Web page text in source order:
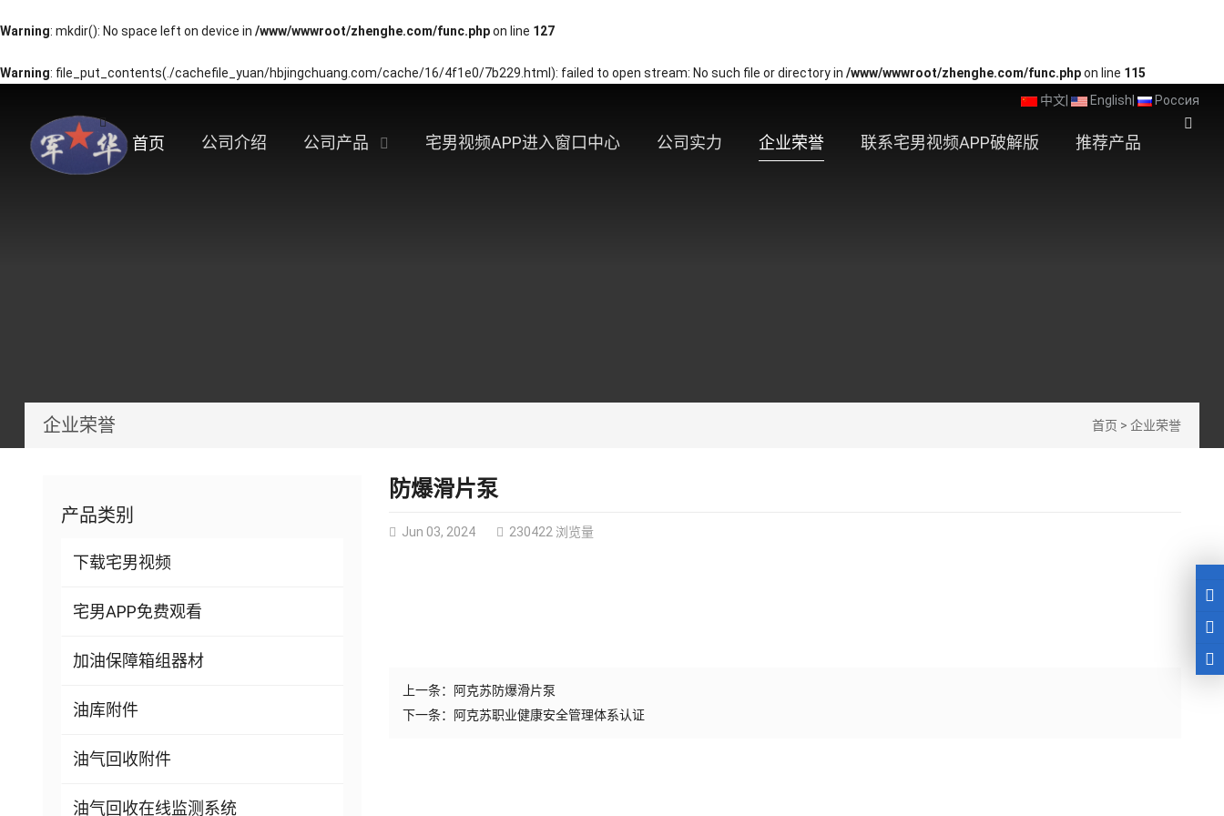
Warning: mkdir(): No space left on device in /www/wwwroot/zhenghe.com/func.phpon line 127
Warning: file_put_contents(./cachefile_yuan/hbjingchuang.com/cache/16/4f1e0/7b229.html): failed to open stream: No such file or directory in /www/wwwroot/zhenghe.com/func.phpon line 115
企业荣誉 首页 >企业荣誉
中文 | English | Россия
首页 公司介绍 公司产品 宅男视频APP进入窗口中心 公司实力 企业荣誉 联系宅男视频APP破解版 推荐产品
防爆滑片泵
Jun 03, 2024 230422 浏览量
上一条：
阿克苏防爆滑片泵
下一条：
阿克苏职业健康安全管理体系认证
产品类别
下载宅男视频
宅男APP免费观看
加油保障箱组器材
油库附件
油气回收附件
油气回收在线监测系统